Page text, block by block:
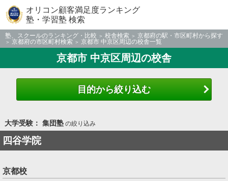
オリコン顧客満足度ランキング
塾・学習塾 検索
塾、スクールのランキング・比較 校舎検索
京都府の駅・市区町村から探す
京都府の市区町村検索
京都市 中京区周辺の校舎一覧
京都市 中京区周辺の校舎
目的から絞り込む
大学受験： 集団塾の絞り込み
四谷学院
京都校